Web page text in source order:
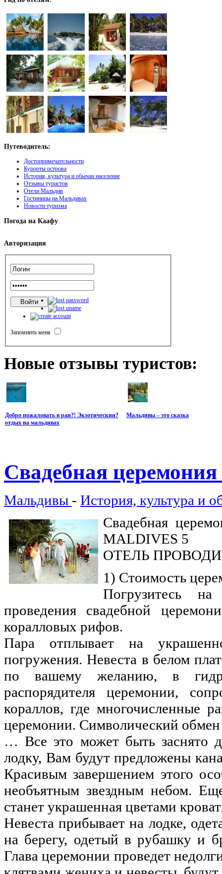
Путеводитель:
Достопримечательности
Курорты острова
История, культура и обычаи население
Отзывы туристов
Отели Мальдив
Гостиницы на Мальдивах
Новости туризма
Погода на Каафу
Авторизация
Запомнить меня
Новые отзывы туристов:
Добро пожаловать в раи?! Экзотическии?
отдых на мальдивах
Мальдивы – это сказка
Свадебная церемония
Мальдивы - История, культура и
Свадебная
MALDIVES 5
ОТЕЛЬ
1) Стоимость
Погрузитесь
проведения свадебной
коралловых рифов.
Пара отплывает на
погружения. Невеста в белом
по вашему желанию, в
распорядителя церемонии,
кораллов, где многочисленные
церемонии. Символический
… Все это может быть заснято
лодку, Вам будут предложены
Красивым завершением этого
необъятным звездным небом.
станет украшенная цветами
Невеста прибывает на лодке,
на берегу, одетый в рубашку и
Глава церемонии проведет